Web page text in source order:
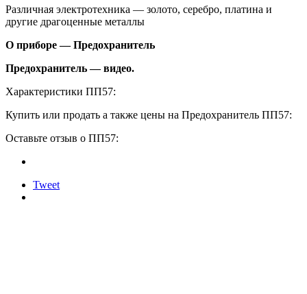
Различная электротехника — золото, серебро, платина и
другие драгоценные металлы
О приборе — Предохранитель
Предохранитель — видео.
Характеристики ПП57:
Купить или продать а также цены на Предохранитель ПП57:
Оставьте отзыв о ПП57:
Tweet